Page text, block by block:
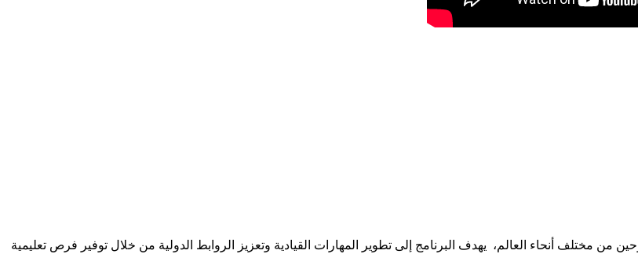
مختلف أنحاء العالم، يهدف البرنامج إلى تطوير المهارات القيادية وتعزيز الروابط الدولية من خلال توفير فرص تعليمية